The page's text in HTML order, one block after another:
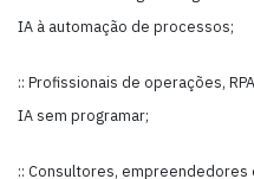
IA à automação de processos;
:: Profissionais de operações,
IA sem programar;
:: Consultores,